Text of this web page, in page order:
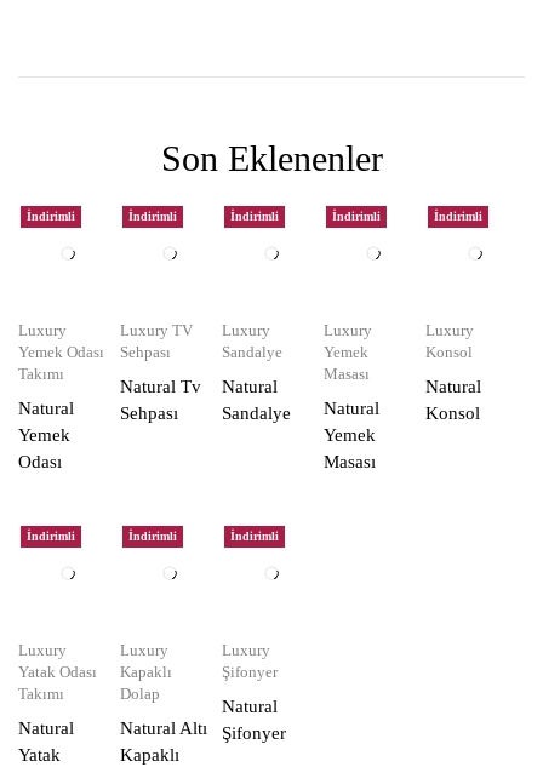
Son Eklenenler
İndirimli
Luxury
Yemek Odası
Takımı
Natural
Yemek
Odası
İndirimli
Luxury TV
Sehpası
Natural Tv
Sehpası
İndirimli
Luxury
Sandalye
Natural
Sandalye
İndirimli
Luxury
Yemek
Masası
Natural
Yemek
Masası
İndirimli
Luxury
Konsol
Natural
Konsol
İndirimli
Luxury
Yatak Odası
Takımı
Natural
Yatak
İndirimli
Luxury
Kapaklı
Dolap
Natural Altı
Kapaklı
İndirimli
Luxury
Şifonyer
Natural
Şifonyer